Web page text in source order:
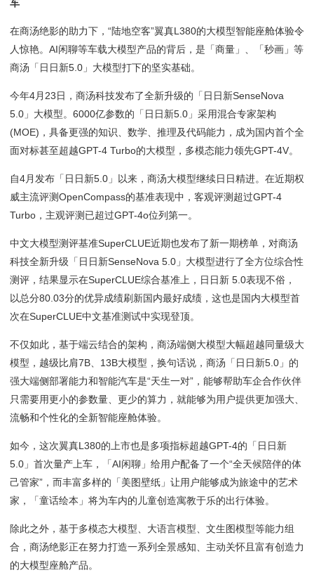
车
在商汤绝影的助力下，“陆地空客”翼真L380的大模型智能座舱体验令
人惊艳。AI闲聊等车载大模型产品的背后，是「商量」、「秒画」等
商汤「日日新5.0」大模型打下的坚实基础。
今年4月23日，商汤科技发布了全新升级的「日日新SenseNova
5.0」大模型。6000亿参数的「日日新5.0」采用混合专家架构
(MOE)，具备更强的知识、数学、推理及代码能力，成为国内首个全
面对标甚至超越GPT-4 Turbo的大模型，多模态能力领先GPT-4V。
自4月发布「日日新5.0」以来，商汤大模型继续日日精进。在近期权
威主流评测OpenCompass的基准表现中，客观评测超过GPT-4
Turbo，主观评测已超过GPT-4o位列第一。
中文大模型测评基准SuperCLUE近期也发布了新一期榜单，对商汤
科技全新升级「日日新SenseNova 5.0」大模型进行了全方位综合性
测评，结果显示在SuperCLUE综合基准上，日日新 5.0表现不俗，
以总分80.03分的优异成绩刷新国内最好成绩，这也是国内大模型首
次在SuperCLUE中文基准测试中实现登顶。
不仅如此，基于端云结合的架构，商汤端侧大模型大幅超越同量级大
模型，越级比肩7B、13B大模型，换句话说，商汤「日日新5.0」的
强大端侧部署能力和智能汽车是“天生一对”，能够帮助车企合作伙伴
只需要用更小的参数量、更少的算力，就能够为用户提供更加强大、
流畅和个性化的全新智能座舱体验。
如今，这次翼真L380的上市也是多项指标超越GPT-4的「日日新
5.0」首次量产上车，「AI闲聊」给用户配备了一个“全天候陪伴的体
己管家”，而丰富多样的「美图壁纸」让用户能够成为旅途中的艺术
家，「童话绘本」将为车内的儿童创造寓教于乐的出行体验。
除此之外，基于多模态大模型、大语言模型、文生图模型等能力组
合，商汤绝影正在努力打造一系列全景感知、主动关怀且富有创造力
的大模型座舱产品。